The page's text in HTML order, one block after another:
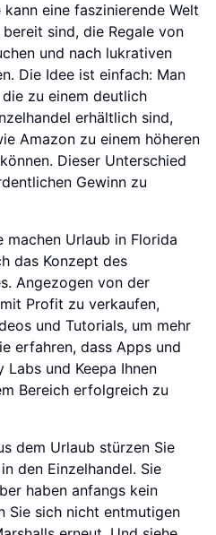
eine faszinierende Welt
sind, die Regale von
und nach lukrativen
Die Idee ist einfach: Man
zu einem deutlich
erhältlich sind,
Amazon zu einem höheren
Dieser Unterschied
Gewinn zu
machen Urlaub in Florida
das Konzept des
Angezogen von der
Profit zu verkaufen,
und Tutorials, um mehr
erfahren, dass Apps und
und Keepa Ihnen
Bereich erfolgreich zu
dem Urlaub stürzen Sie
den Einzelhandel. Sie
haben anfangs kein
Sie sich nicht entmutigen